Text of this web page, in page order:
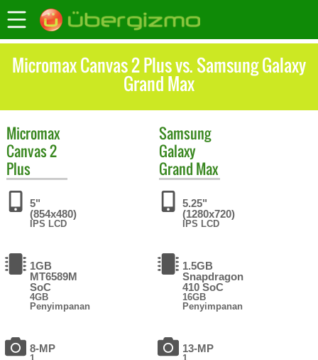
Micromax Canvas 2 Plus vs. Samsung Galaxy
Grand Max
Micromax
Canvas 2
Plus
5"
(854x480)
IPS LCD
1GB
MT6589M
SoC
4GB
Penyimpanan
8-MP
Samsung
Galaxy
Grand Max
5.25"
(1280x720)
IPS LCD
1.5GB
Snapdragon
410 SoC
16GB
Penyimpanan
13-MP